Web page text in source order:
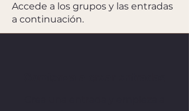
Accede a los grupos y las entradas
a continuación.